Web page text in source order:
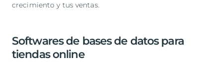
crecimiento y tus ventas.
Softwares de bases de datos para
tiendas online